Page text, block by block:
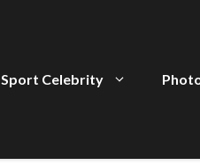
Sport Celebrity